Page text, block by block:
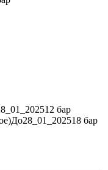
12 бар
18 бар